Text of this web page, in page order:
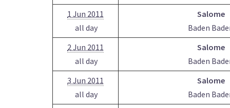
1 Jun 2011
all day
Salome
Baden
2 Jun 2011
all day
Salome
Baden
3 Jun 2011
all day
Salome
Baden